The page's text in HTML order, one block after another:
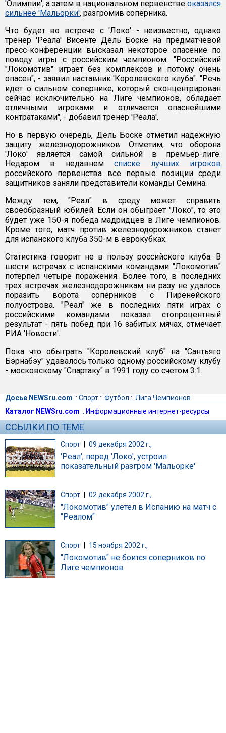
'Олимпии', а затем в национальном первенстве оказался
сильнее 'Мальорки', разгромив соперника.
Что будет во встрече с 'Локо' - неизвестно, однако
тренер 'Реала' Висенте Дель Боске на предматчевой
пресс-конференции высказал некоторое опасение по
поводу игры с российским чемпионом. "Российский
"Локомотив" играет без комплексов и потому очень
опасен", - заявил наставник 'Королевского клуба". "Речь
идет о сильном сопернике, который сконцентрирован
сейчас исключительно на Лиге чемпионов, обладает
отличными игроками и отличается опаснейшими
контратаками", - добавил тренер 'Реала'.
Но в первую очередь, Дель Боске отметил надежную
защиту железнодорожников. Отметим, что оборона
'Локо' является самой сильной в премьер-лиге.
Недаром в недавнемсписке лучших игроков
российского первенства все первые позиции среди
защитников заняли представители команды Семина.
Между тем, "Реал" в среду может справить
своеобразный юбилей. Если он обыграет "Локо", то это
будет уже 150-я победа мадридцев в Лиге чемпионов.
Кроме того, матч против железнодорожников станет
для испанского клуба 350-м в еврокубках.
Статистика говорит не в пользу российского клуба. В
шести встречах с испанскими командами "Локомотив"
потерпел четыре поражения. Более того, в последних
трех встречах железнодорожникам ни разу не удалось
поразить ворота соперников с Пиренейского
полуострова. "Реал" же в последних пяти играх с
российскими командами показал стопроцентный
результат - пять побед при 16 забитых мячах, отмечает
РИА 'Новости'.
Пока что обыграть "Королевский клуб" на "Сантьяго
Бэрнабэу" удавалось только одному российскому клубу
- московскому "Спартаку" в 1991 году со счетом 3:1.
Досье NEWSru.com :: Спорт:: Футбол :: Лига Чемпионов
Каталог NEWSru.com :: Информационные интернет-ресурсы
ССЫЛКИ ПО ТЕМЕ
Спорт | 09 декабря 2002 г.,
'Реал', перед 'Локо', устроил
показательный разгром 'Мальорке'
Спорт 02 декабря 2002 г.,
"Локомотив" улетел в Испанию на матч с
"Реалом"
Спорт 15 ноября 2002 г.,
"Локомотив" не боится соперников по
Лиге чемпионов